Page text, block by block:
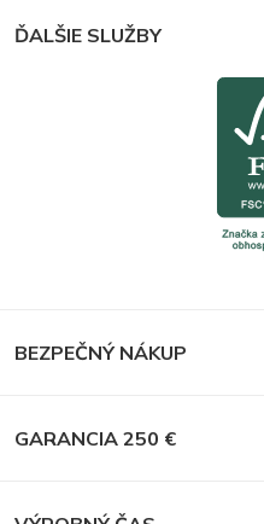
ĎALŠIE SLUŽBY
BEZPEČNÝ NÁKUP
GARANCIA 250 €